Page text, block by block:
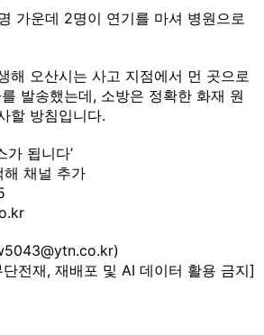
가운데 2명이 연기를 마셔 병원으로
해 오산시는 사고 지점에서 먼 곳으로
발송했는데, 소방은 정확한 화재 원
할 방침입니다.
가 됩니다’
채널 추가
전재, 재배포 및 AI 데이터 활용 금지]